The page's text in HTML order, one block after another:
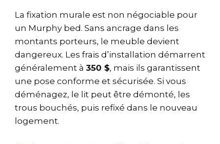
La fixation murale est non négociable pour
un Murphy bed. Sans ancrage dans les
montants porteurs, le meuble devient
dangereux. Les frais d’installation démarrent
généralement à 350 $, mais ils garantissent
une pose conforme et sécurisée. Si vous
déménagez, le lit peut être démonté, les
trous bouchés, puis refixé dans le nouveau
logement.